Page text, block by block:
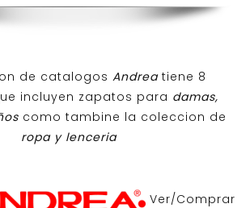
de catalogos Andreatiene 8
incluyen zapatos para damas,
como tambine la coleccion de
ropa y lenceria
Ver/Comprar